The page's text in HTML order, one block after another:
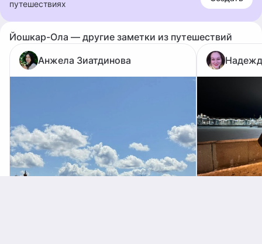
путешествиях
Йошкар-Ола — другие заметки из путешествий
Анжела Зиатдинова